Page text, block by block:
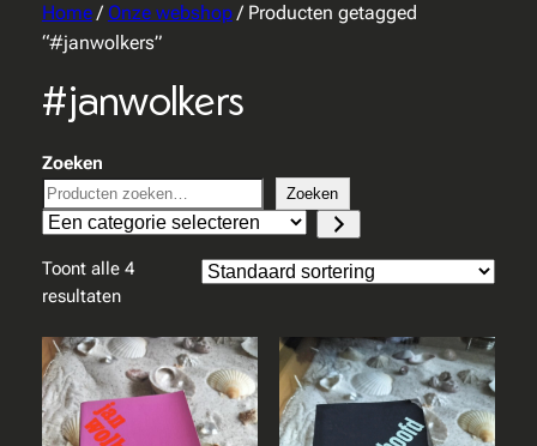
Home/ Onze webshop/ Producten getagged
“#janwolkers”
#janwolkers
Zoeken
Zoeken
Een
selecteren
Toont alle 4
resultaten